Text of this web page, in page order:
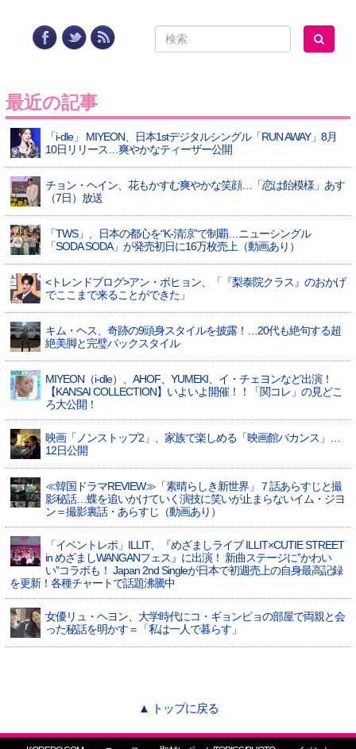
最近の記事
「i-dle」 MIYEON、日本1stデジタルシングル「RUN AWAY」8月
10日リリース…爽やかなティーザー公開
チョン・ヘイン、花もかすむ爽やかな笑顔…「恋は飴模様」あす
（7日）放送
「TWS」、日本の都心を“K-清涼”で制覇…ニューシングル
「SODA SODA」が発売初日に16万枚売上（動画あり）
<トレンドブログ>アン・ボヒョン、「『梨泰院クラス』のおかげ
でここまで来ることができた」
キム・ヘス、奇跡の9頭身スタイルを披露！…20代も絶句する超
絶美脚と完璧バックスタイル
MIYEON（i-dle）、​AHOF​、YUMEKI、イ・チェヨンなど出演！
【KANSAI COLLECTION】いよいよ開催！！「関コレ」の見どこ
ろ大公開！
映画「ノンストップ2」、家族で楽しめる「映画館バカンス」…
12日公開
≪韓国ドラマREVIEW≫「素晴らしき新世界」７話あらすじと撮
影秘話…蝶を追いかけていく演技に笑いが止まらないイム・ジヨ
ン＝撮影裏話・あらすじ（動画あり）
「イベントレポ」ILLIT、『めざましライブ ILLIT×CUTIE STREET
in めざましWANGANフェス』に出演！ 新曲ステージに”かわい
い”コラボも！ Japan 2nd Singleが日本で初週売上の自身最高記録
を更新！各種チャートで話題沸騰中
女優リュ・ヘヨン、大学時代にコ・ギョンピョの部屋で両親と会
った秘話を明かす＝「私は一人で暮らす」
▲ トップに戻る